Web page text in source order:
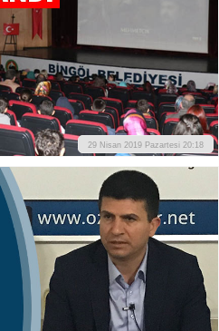
29 Nisan 2019 Pazartesi 20:18